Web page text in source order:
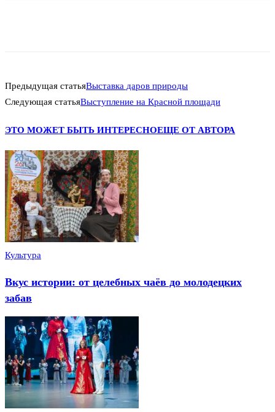
Предыдущая статьяВыставка даров природы
Следующая статьяВыступление на Красной площади
ЭТО МОЖЕТ БЫТЬ ИНТЕРЕСНОЕЩЕ ОТ АВТОРА
Культура
Вкус истории: от целебных чаёв до молодецких
забав